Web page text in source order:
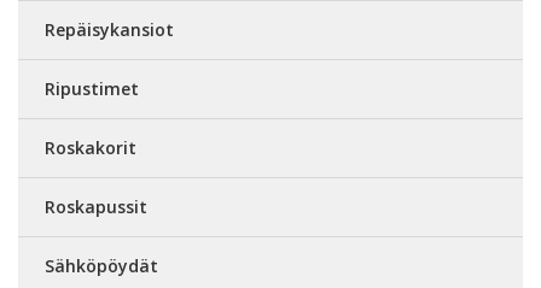
Repäisykansiot
Ripustimet
Roskakorit
Roskapussit
Sähköpöydät